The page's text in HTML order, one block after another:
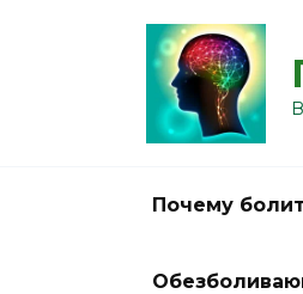
Почему